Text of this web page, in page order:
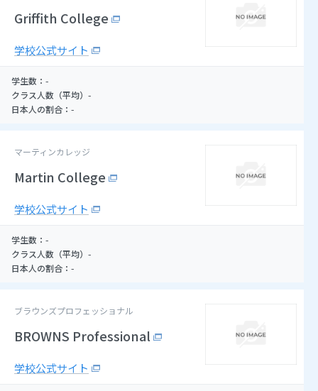
Griffith College
学校公式サイト
学生数： -
クラス人数（平均） -
日本人の割合： -
マーティンカレッジ
Martin College
学校公式サイト
学生数： -
クラス人数（平均） -
日本人の割合： -
ブラウンズプロフェッショナル
BROWNS Professional
学校公式サイト